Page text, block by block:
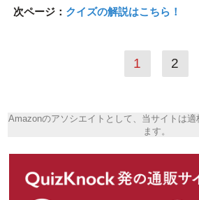
次ページ： クイズの解説はこちら！
1 2
Amazonのアソシエイトとして、当サイトは
ます。